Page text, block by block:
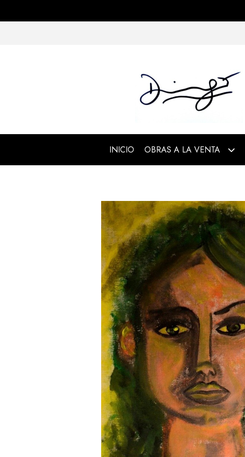
INICIO OBRAS A LA VENTA